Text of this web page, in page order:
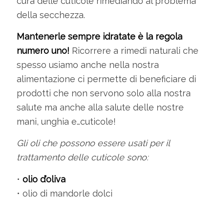
della secchezza.
Mantenerle sempre idratate è la regola
numero uno! Ricorrere a rimedi naturali che
spesso usiamo anche nella nostra
alimentazione ci permette di beneficiare di
prodotti che non servono solo alla nostra
salute ma anche alla salute delle nostre
mani, unghia e…cuticole!
Gli oli che possono essere usati per il
trattamento delle cuticole sono:
• olio d’oliva
• olio di mandorle dolci